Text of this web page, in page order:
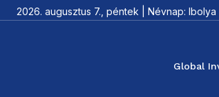
2026. augusztus 7., péntek | Névnap: Ibolya
Global